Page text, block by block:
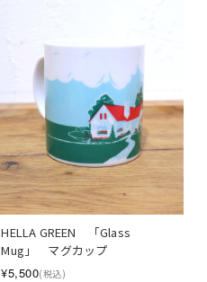
HELLA GREEN　「Glass
Mug」　マグカップ
¥5,500(税込)